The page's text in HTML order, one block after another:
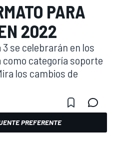
PARA
2022
3 se celebrarán en los
categoría soporte
los cambios de
PREFERENTE